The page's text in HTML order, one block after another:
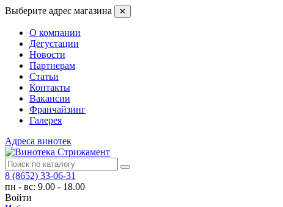
Выберите адрес магазина ✕
О компании
Дегустации
Новости
Партнерам
Статьи
Контакты
Вакансии
Франчайзинг
Галерея
Адреса винотек
8 (8652) 33-06-31
пн - вс: 9.00 - 18.00
Войти